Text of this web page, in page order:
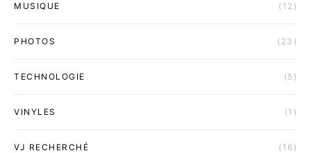
MUSIQUE (12)
PHOTOS (23)
TECHNOLOGIE (5)
VINYLES (1)
VJ RECHERCHÉ (16)